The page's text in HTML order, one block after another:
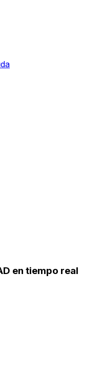
en tiempo real